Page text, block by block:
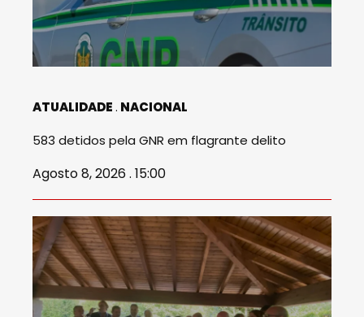
ATUALIDADE NACIONAL
583 detidos pela GNR em flagrante delito
Agosto 8, 2026 . 15:00